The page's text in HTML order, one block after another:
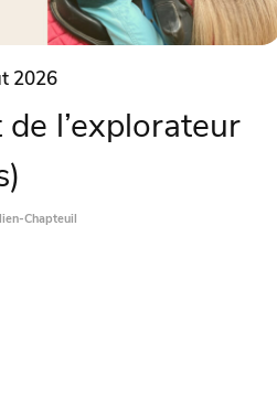
2026
l’explorateur
Chapteuil